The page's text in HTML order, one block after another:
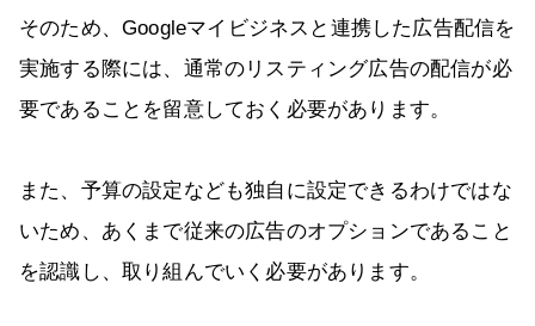
そのため、Googleマイビジネスと連携した広告配信を
実施する際には、通常のリスティング広告の配信が必
要であることを留意しておく必要があります。
また、予算の設定なども独自に設定できるわけではな
いため、あくまで従来の広告のオプションであること
を認識し、取り組んでいく必要があります。